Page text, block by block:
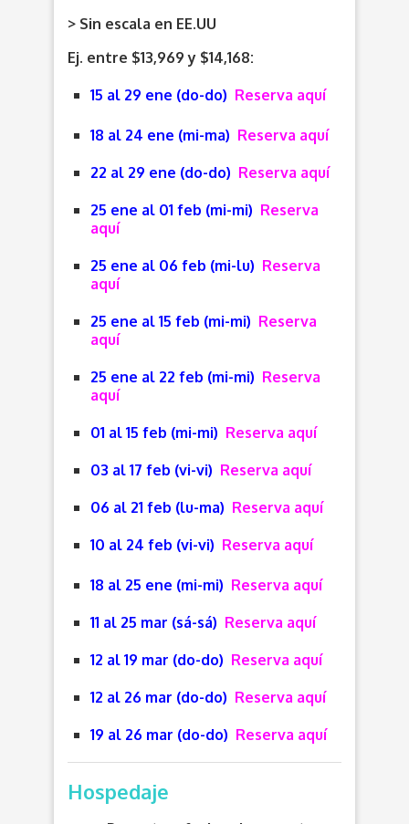
> Sin escala en EE.UU
Ej. entre $13,969 y $14,168:
15 al 29 ene (do-do) Reserva aquí
18 al 24 ene (mi-ma) Reserva aquí
22 al 29 ene (do-do) Reserva aquí
25 ene al 01 feb (mi-mi) Reserva
aquí
25 ene al 06 feb (mi-lu) Reserva
aquí
25 ene al 15 feb (mi-mi) Reserva
aquí
25 ene al 22 feb (mi-mi) Reserva
aquí
01 al 15 feb (mi-mi) Reserva aquí
03 al 17 feb (vi-vi) Reserva aquí
06 al 21 feb (lu-ma) Reserva aquí
10 al 24 feb (vi-vi) Reserva aquí
18 al 25 ene (mi-mi) Reserva aquí
11 al 25 mar (sá-sá) Reserva aquí
12 al 19 mar (do-do) Reserva aquí
12 al 26 mar (do-do) Reserva aquí
19 al 26 mar (do-do) Reserva aquí
Hospedaje